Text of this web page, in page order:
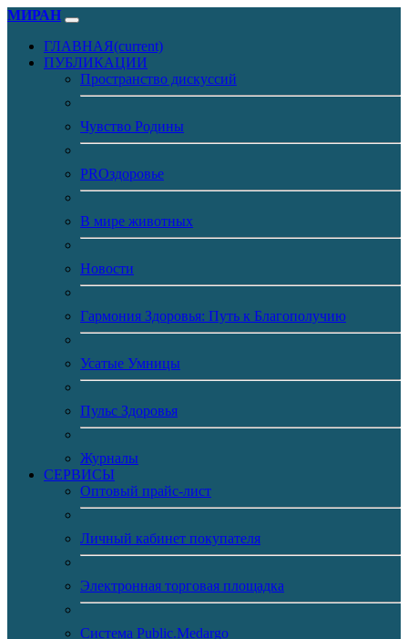
МИРАН
ГЛАВНАЯ(current)
ПУБЛИКАЦИИ
Пространство дискуссий
Чувство Родины
PROздоровье
В мире животных
Новости
Гармония Здоровья: Путь к Благополучию
Усатые Умницы
Пульс Здоровья
Журналы
CЕРВИСЫ
Оптовый прайс-лист
Личный кабинет покупателя
Электронная торговая площадка
Система Public.Medargo